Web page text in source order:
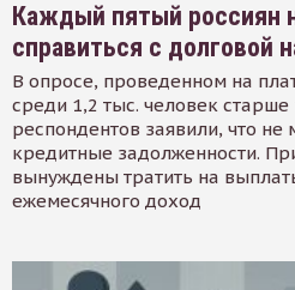
Каждый пятый россиян
справиться с долговой
В опросе, проведенном на
среди 1,2 тыс. человек старше
респондентов заявили, что не
кредитные задолженности.
вынуждены тратить на
ежемесячного доход